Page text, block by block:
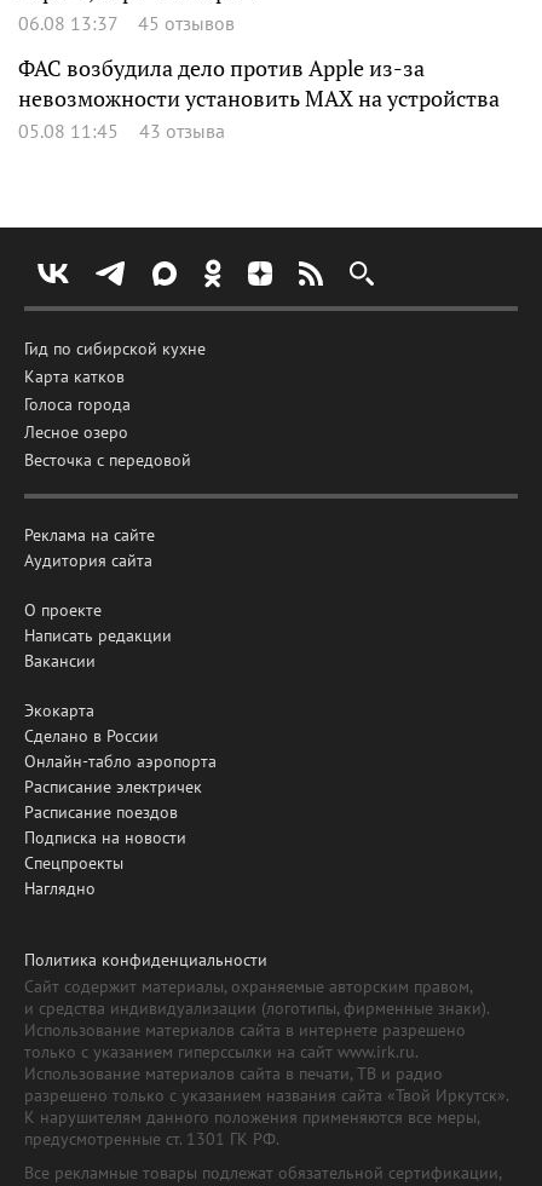
06.08 13:37 45 отзывов
ФАС возбудила дело против Apple из-за
невозможности установить MAX на устройства
05.08 11:45 43 отзыва
Гид по сибирской кухне
Карта катков
Голоса города
Лесное озеро
Весточка с передовой
Реклама на сайте
Аудитория сайта
О проекте
Написать редакции
Вакансии
Экокарта
Сделано в России
Онлайн-табло аэропорта
Расписание электричек
Расписание поездов
Подписка на новости
Спецпроекты
Наглядно
Политика конфиденциальности
Сайт содержит материалы, охраняемые авторским правом,
и средства индивидуализации (логотипы, фирменные знаки).
Использование материалов сайта в интернете разрешено
только с указанием гиперссылки на сайт www.irk.ru.
Использование материалов сайта в печати, ТВ и радио
разрешено только с указанием названия сайта «Твой Иркутск».
К нарушителям данного положения применяются все меры,
предусмотренные ст. 1301 ГК РФ.
Все рекламные товары подлежат обязательной сертификации,